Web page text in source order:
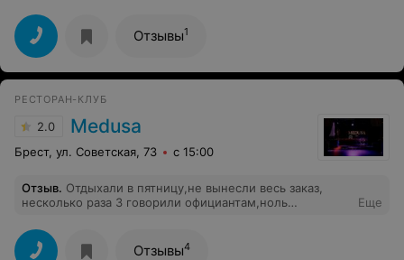
понеслась... Я была просто в шоке сначала от нового
меню, где не нашлось места локальным продуктам,
даже чай на травах не из пушки,а покупной. Но это
половина беды. Заказали драники и жаркое с
пастпомой и маслята и. Ну вот как можно так
резиновые, без соли. Или это такой полуфабрикат (в
ресторане получается полуфабрикат, отлично) или они
до степени сухости отдали картофель натёртый, не
знаю, но это ужас. И ладно то мы белорн и знаем,
какие должны быть драники и что это брак
наверное, теперь думают, что это чудо кулинарии и
есть белорусская кухня. Жаркое без соли, без вкуса,
Омлет вкусный, но холодный. Запеканка творожная
удивительно дубовая (опять вопрос, как вы это смогли
Отзывы1
РЕСТОРАН-КЛУБ
2.0 Medusa
Брест, ул. Советская, 73 с 15:00
Отзыв. Отдыхали в пятницу,не вынесли весь заказ,
несколько раза 3 говорили официантам,ноль
оплату, только без грибов,тогда только зашевелились..
Еще
Отзывы4